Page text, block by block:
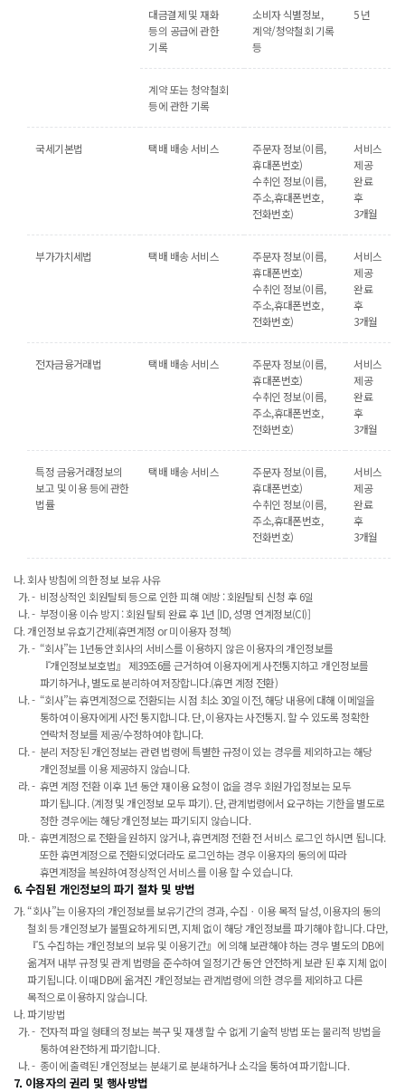
대금결제 및 재화
등의 공급에 관한
기록
소비자 식별정보,
계약/청약철회 기록
등
5 년
계약 또는 청약철회
등에 관한 기록
국세기본법 택배 배송 서비스
주문자 정보(이름,
휴대폰번호)
수취인 정보(이름,
주소,휴대폰번호,
전화번호)
서비스
제공
완료
후
3개월
부가가치세법 택배 배송 서비스
주문자 정보(이름,
휴대폰번호)
수취인 정보(이름,
주소,휴대폰번호,
전화번호)
서비스
제공
완료
후
3개월
전자금융거래법 택배 배송 서비스
주문자 정보(이름,
휴대폰번호)
수취인 정보(이름,
주소,휴대폰번호,
전화번호)
서비스
제공
완료
후
3개월
특정 금융거래정보의
보고 및 이용 등에 관한
법률
택배 배송 서비스
주문자 정보(이름,
휴대폰번호)
수취인 정보(이름,
주소,휴대폰번호,
전화번호)
서비스
제공
완료
후
3개월
회사 방침에 의한 정보 보유 사유
비정상적인 회원탈퇴 등으로 인한 피햬 예방 : 회원탈퇴 신청 후 6일
부정이용 이슈 방지 : 회원 탈퇴 완료 후 1년 [ID, 성명 연계정보(CI)]
개인정보 유효기간제(휴면계정 or 미이용자 정책)
“회사”는 1년동안 회사의 서비스를 이용하지 않은 이용자의 개인정보를
『개인정보보호법』 제39조6를 근거하여 이용자에게 사전통지하고 개인정보를
파기하거나, 별도로 분리하여 저장합니다.(휴면 계정 전환)
“회사”는 휴면계정으로 전환되는 시점 최소 30일 이전, 해당 내용에 대해 이메일을
통하여 이용자에게 사전 통지합니다. 단, 이용자는 사전통지. 할 수 있도록 정확한
연락처 정보를 제공/수정하여야 합니다.
분리 저장된 개인정보는 관련 법령에 특별한 규정이 있는 경우를 제외하고는 해당
개인정보를 이용 제공하지 않습니다.
휴면 계정 전환 이후 1년 동안 재이용 요청이 없을 경우 회원가입정보는 모두
파기됩니다. (계정 및 개인정보 모두 파기). 단, 관계법령에서 요구하는 기한을 별도로
정한 경우에는 해당 개인정보는 파기되지 않습니다.
휴면계정으로 전환을 원하지 않거나, 휴면계정 전환 전 서비스 로그인 하시면 됩니다.
또한 휴면계정으로 전환되었더라도 로그인하는 경우 이용자의 동의에 따라
휴면계정을 복원하여 정상적인 서비스를 이용 할 수 있습니다.
6. 수집된 개인정보의 파기 절차 및 방법
“회사”는 이용자의 개인정보를 보유기간의 경과, 수집ㆍ이용 목적 달성, 이용자의 동의
철회 등 개인정보가 불필요하게 되면, 지체 없이 해당 개인정보를 파기해야 합니다. 다만,
『5. 수집하는 개인정보의 보유 및 이용기간』에 의해 보관해야 하는 경우 별도의 DB에
옮겨져 내부 규정 및 관계 법령을 준수하여 일정기간 동안 안전하게 보관 된 후 지체 없이
파기됩니다. 이때 DB에 옮겨진 개인정보는 관계법령에 의한 경우를 제외하고 다른
목적으로 이용하지 않습니다.
파기방법
전자적 파일 형태의 정보는 복구 및 재생 할 수 없게 기술적 방법 또는 물리적 방법을
통하여 완전하게 파기합니다.
종이에 출력된 개인정보는 분쇄기로 분쇄하거나 소각을 통하여 파기합니다.
7. 이용자의 권리 및 행사방법